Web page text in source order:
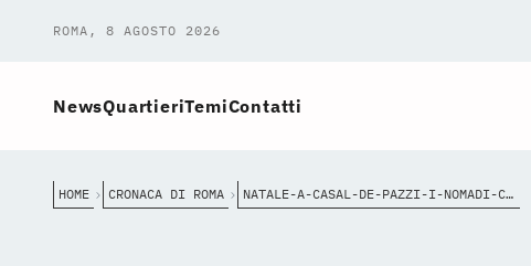
ROMA, 8 AGOSTO 2026
NewsQuartieriTemiContatti
HOME CRONACA DI ROMA NATALE-A-CASAL-DE-PAZZI-I-NOMADI-CHIUDONO-LA-SERATA-DEL-30-DICEMBRE